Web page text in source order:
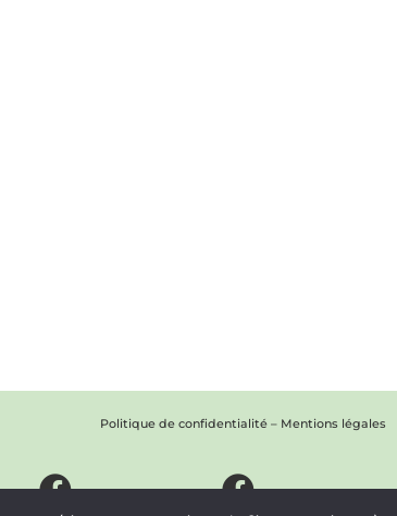
Politique de confidentialité – Mentions légales